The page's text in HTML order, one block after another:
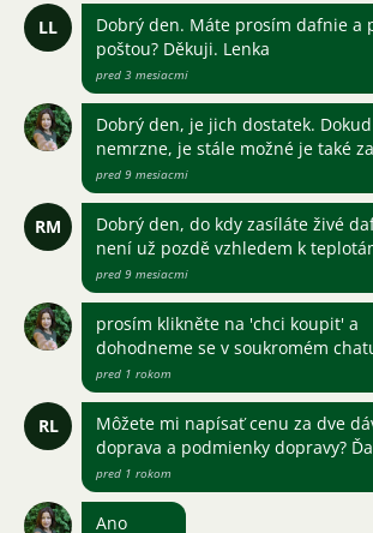
LL
Dobrý den. Máte prosím dafnie a
poštou? Děkuji. Lenka
pred 3 mesiacmi
Dobrý den, je jich dostatek. Dokud
nemrzne, je stále možné je také
pred 9 mesiacmi
RM
Dobrý den, do kdy zasíláte živé
není už pozdě vzhledem k
pred 9 mesiacmi
prosím klikněte na 'chci koupit' a
dohodneme se v soukromém
pred 1 rokom
RL
Môžete mi napísať cenu za dve
doprava a podmienky dopravy?
pred 1 rokom
Ano